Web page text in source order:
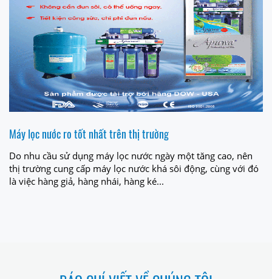
Máy lọc nước ro tốt nhất trên thị trường
Do nhu cầu sử dụng máy lọc nước ngày một tăng cao, nên
thị trường cung cấp máy lọc nước khá sôi động, cùng với đó
là việc hàng giả, hàng nhái, hàng ké...